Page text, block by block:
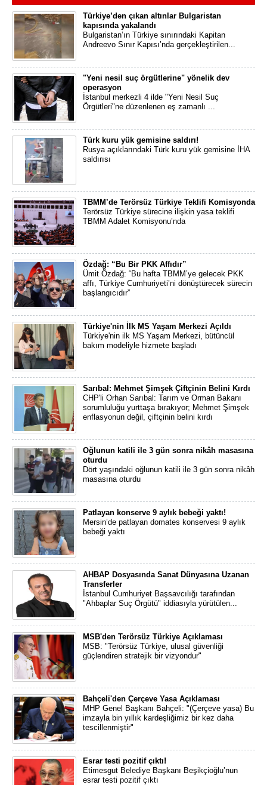
Türkiye’den çıkan altınlar Bulgaristan
kapısında yakalandı
Bulgaristan’ın Türkiye sınırındaki Kapitan
Andreevo Sınır Kapısı’nda gerçekleştirilen...
"Yeni nesil suç örgütlerine" yönelik dev
operasyon
İstanbul merkezli 4 ilde "Yeni Nesil Suç
Örgütleri"ne düzenlenen eş zamanlı ...
Türk kuru yük gemisine saldırı!
Rusya açıklarındaki Türk kuru yük gemisine İHA
saldırısı
TBMM’de Terörsüz Türkiye Teklifi Komisyonda
Terörsüz Türkiye sürecine ilişkin yasa teklifi
TBMM Adalet Komisyonu’nda
Özdağ: “Bu Bir PKK Affıdır”
Ümit Özdağ: “Bu hafta TBMM’ye gelecek PKK
affı, Türkiye Cumhuriyeti’ni dönüştürecek sürecin
başlangıcıdır”
Türkiye'nin İlk MS Yaşam Merkezi Açıldı
Türkiye'nin ilk MS Yaşam Merkezi, bütüncül
bakım modeliyle hizmete başladı
Sarıbal: Mehmet Şimşek Çiftçinin Belini Kırdı
CHP'li Orhan Sarıbal: Tarım ve Orman Bakanı
sorumluluğu yurttaşa bırakıyor; Mehmet Şimşek
enflasyonun değil, çiftçinin belini kırdı
Oğlunun katili ile 3 gün sonra nikâh masasına
oturdu
Dört yaşındaki oğlunun katili ile 3 gün sonra nikâh
masasına oturdu
Patlayan konserve 9 aylık bebeği yaktı!
Mersin’de patlayan domates konservesi 9 aylık
bebeği yaktı
AHBAP Dosyasında Sanat Dünyasına Uzanan
Transferler
İstanbul Cumhuriyet Başsavcılığı tarafından
"Ahbaplar Suç Örgütü" iddiasıyla yürütülen...
MSB'den Terörsüz Türkiye Açıklaması
MSB: "Terörsüz Türkiye, ulusal güvenliği
güçlendiren stratejik bir vizyondur"
Bahçeli'den Çerçeve Yasa Açıklaması
MHP Genel Başkanı Bahçeli: "(Çerçeve yasa) Bu
imzayla bin yıllık kardeşliğimiz bir kez daha
tescillenmiştir"
Esrar testi pozitif çıktı!
Etimesgut Belediye Başkanı Beşikçioğlu’nun
esrar testi pozitif çıktı